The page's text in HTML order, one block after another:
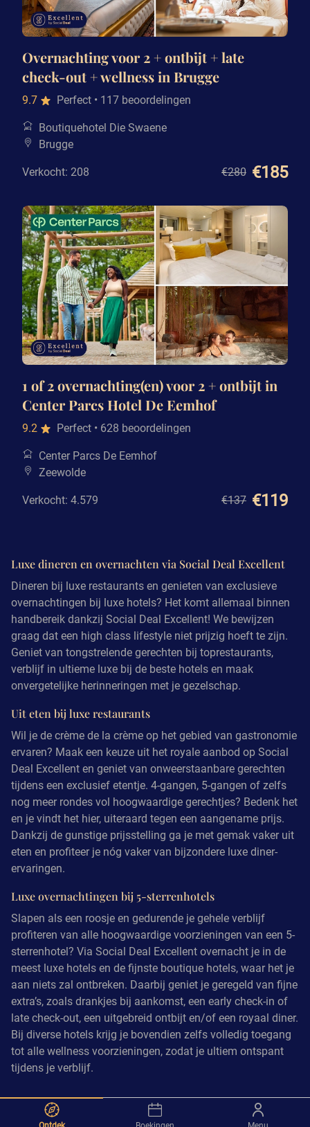
Overnachting voor 2 + ontbijt + late
check-out + wellness in Brugge
9.7 Perfect • 117 beoordelingen
Boutiquehotel Die Swaene
Brugge
Verkocht: 208 €280 €185
1 of 2 overnachting(en) voor 2 + ontbijt in
Center Parcs Hotel De Eemhof
9.2 Perfect • 628 beoordelingen
Center Parcs De Eemhof
Zeewolde
Verkocht: 4.579 €137 €119
Luxe dineren en overnachten via Social Deal Excellent
Dineren bij luxe restaurants en genieten van exclusieve
overnachtingen bij luxe hotels? Het komt allemaal binnen
handbereik dankzij Social Deal Excellent! We bewijzen
graag dat een high class lifestyle niet prijzig hoeft te zijn.
Geniet van tongstrelende gerechten bij toprestaurants,
verblijf in ultieme luxe bij de beste hotels en maak
onvergetelijke herinneringen met je gezelschap.
Uit eten bij luxe restaurants
Wil je de crème de la crème op het gebied van gastronomie
ervaren? Maak een keuze uit het royale aanbod op Social
Deal Excellent en geniet van onweerstaanbare gerechten
tijdens een exclusief etentje. 4-gangen, 5-gangen of zelfs
nog meer rondes vol hoogwaardige gerechtjes? Bedenk het
en je vindt het hier, uiteraard tegen een aangename prijs.
Dankzij de gunstige prijsstelling ga je met gemak vaker uit
eten en profiteer je nóg vaker van bijzondere luxe diner-
ervaringen.
Luxe overnachtingen bij 5-sterrenhotels
Slapen als een roosje en gedurende je gehele verblijf
profiteren van alle hoogwaardige voorzieningen van een 5-
sterrenhotel? Via Social Deal Excellent overnacht je in de
meest luxe hotels en de fijnste boutique hotels, waar het je
aan niets zal ontbreken. Daarbij geniet je geregeld van fijne
extra’s, zoals drankjes bij aankomst, een early check-in of
late check-out, een uitgebreid ontbijt en/of een royaal diner.
Bij diverse hotels krijg je bovendien zelfs volledig toegang
tot alle wellness voorzieningen, zodat je ultiem ontspant
tijdens je verblijf.